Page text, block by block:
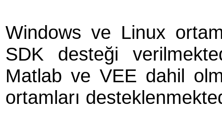
Windows ve Linux
SDK desteği
Matlab ve VEE dahil
ortamları